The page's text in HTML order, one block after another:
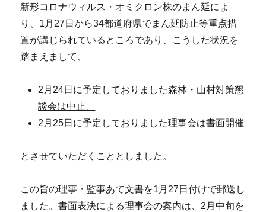
新形コロナウィルス・オミクロン株のまん延によ
り、1月27日から34都道府県でまん延防止等重点措
置が講じられているところであり、こうした状況を
踏まえまして、
2月24日に予定しておりました森林・山村対策懇
談会は中止、
2月25日に予定しておりました理事会は書面開催
とさせていただくこととしました。
この旨の理事・監事あて文書を1月27日付けで郵送し
ました。書面表決による理事会の案内は、2月中旬を